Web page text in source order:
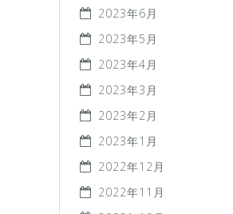
2023年6月
2023年5月
2023年4月
2023年3月
2023年2月
2023年1月
2022年12月
2022年11月